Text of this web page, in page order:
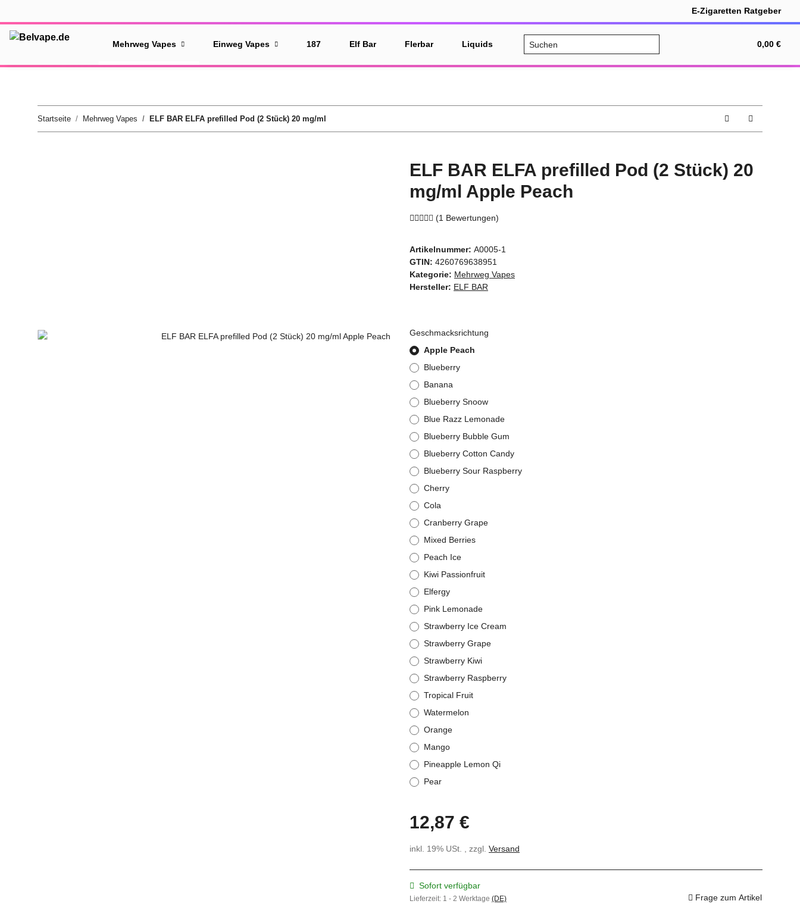
E-Zigaretten Ratgeber
0,00 €
Mehrweg Vapes Einweg Vapes 187 Elf Bar Flerbar Liquids %SALE
Startseite Mehrweg Vapes ELF BAR ELFA prefilled Pod (2 Stück) 20 mg/ml
ELF BAR ELFA prefilled Pod (2 Stück) 20
mg/ml Apple Peach
(1 Bewertungen)
Artikelnummer: A0005-1
GTIN: 4260769638951
Kategorie: Mehrweg Vapes
Hersteller: ELF BAR
Geschmacksrichtung
Apple Peach
Blueberry
Banana
Blueberry Snoow
Blue Razz Lemonade
Blueberry Bubble Gum
Blueberry Cotton Candy
Blueberry Sour Raspberry
Cherry
Cola
Cranberry Grape
Mixed Berries
Peach Ice
Kiwi Passionfruit
Elfergy
Pink Lemonade
Strawberry Ice Cream
Strawberry Grape
Strawberry Kiwi
Strawberry Raspberry
Tropical Fruit
Watermelon
Orange
Mango
Pineapple Lemon Qi
Pear
12,87 €
inkl. 19% USt. , zzgl. Versand
Sofort verfügbar
Lieferzeit: 1 - 2 Werktage (DE) Frage zum Artikel